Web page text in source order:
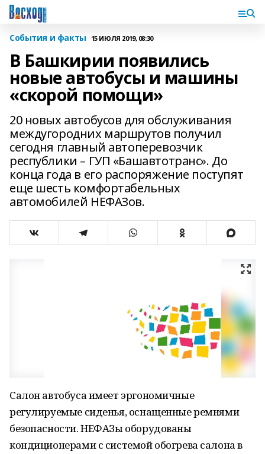
События и факты 15 ИЮЛЯ 2019, 08:30
В Башкирии появились
новые автобусы и машины
«скорой помощи»
20 новых автобусов для обслуживания
междугородних маршрутов получил
сегодня главный автоперевозчик
республики – ГУП «Башавтотранс». До
конца года в его распоряжение поступят
еще шесть комфортабельных
автомобилей НЕФАЗов.
Салон автобуса имеет эргономичные
регулируемые сиденья, оснащенные ремнями
безопасности. НЕФАЗы оборудованы
кондиционерами с системой обогрева салона в